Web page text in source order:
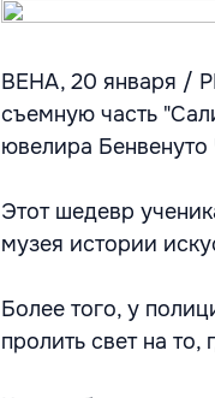
ВЕНА, 20 января /
съемную часть
ювелира Бенвенуто
Этот шедевр
музея истории
Более того, у
пролить свет на